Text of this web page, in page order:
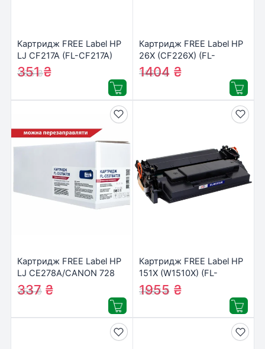
Картридж FREE Label HP
LJ CF217A (FL-CF217A)
366₴
351₴
Картридж FREE Label HP
26X (CF226X) (FL-
CF226X)
1463₴
1404 ₴
Картридж FREE Label HP
LJ CE278A/CANON 728
(FL-CE278A/728)
355₴
337 ₴
Картридж FREE Label HP
151X (W1510X) (FL-
W1510X)
2037₴
1955 ₴